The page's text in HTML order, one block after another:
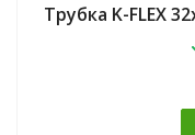
Трубка K-FLEX